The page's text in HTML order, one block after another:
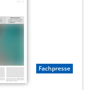
Fachpresse